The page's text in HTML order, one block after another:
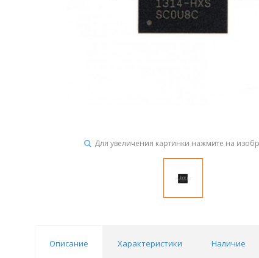
Для увеличения картинки нажмите на
Описание Характеристики Наличие